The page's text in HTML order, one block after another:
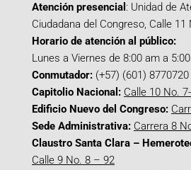
Atención presencial : Unidad de
Ciudadana del Congreso, Calle
Horario de atención al público:
Lunes a Viernes de 8:00 am a
Conmutador: (+57) (601) 8770720
Capitolio Nacional: Calle 10 No.
Edificio Nuevo del Congreso:
Sede Administrativa: Carrera 8
Claustro Santa Clara –
Calle 9 No. 8 – 92